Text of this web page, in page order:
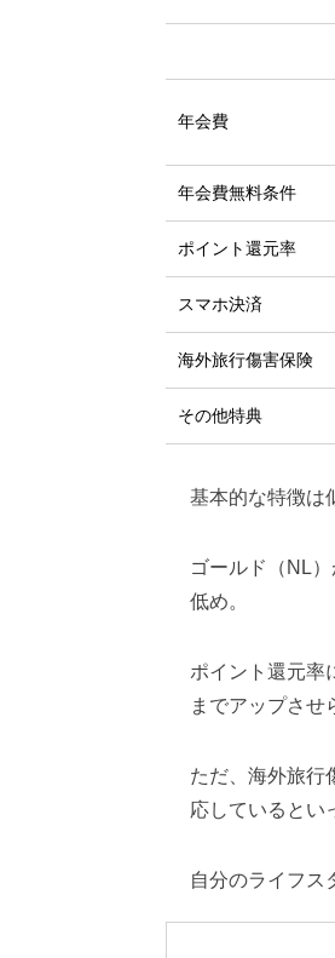
年会費
年会費無料条件
ポイント還元率
スマホ決済
海外旅行傷害保険
その他特典
基本的な特徴は
ゴールド（NL
低め。
ポイント還元率
までアップさせ
ただ、海外旅行
応しているとい
自分のライフス